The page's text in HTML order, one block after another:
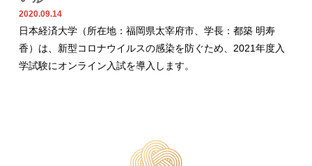
2020.09.14
日本経済大学（所在地：福岡県太宰府市、学長：都築 明寿
香）は、新型コロナウイルスの感染を防ぐため、2021年度入
学試験にオンライン入試を導入します。